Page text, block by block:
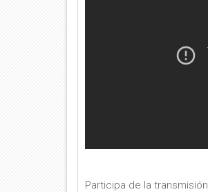
Participa de la